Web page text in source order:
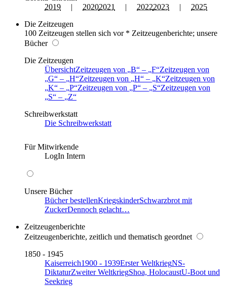
2019 | 20202021 | 20222023 | 2025
Die Zeitzeugen
100 Zeitzeugen stellen sich vor * Zeitzeugenberichte; unsere
Bücher
Die Zeitzeugen
ÜbersichtZeitzeugen von B – F Zeitzeugen von
G
– H Zeitzeugen von H – K Zeitzeugen von
K
– P Zeitzeugen von P – S Zeitzeugen von
S
–
Z
Schreibwerkstatt
Die Schreibwerkstatt
Für Mitwirkende
LogIn Intern
Unsere Bücher
Bücher bestellenKriegskinderSchwarzbrot mit
ZuckerDennoch gelacht…
Zeitzeugenberichte
Zeitzeugenberichte, zeitlich und thematisch geordnet
1850 - 1945
Kaiserreich1900 - 1939Erster WeltkriegNS-
DiktaturZweiter WeltkriegShoa, HolocaustU-Boot und
Seekrieg